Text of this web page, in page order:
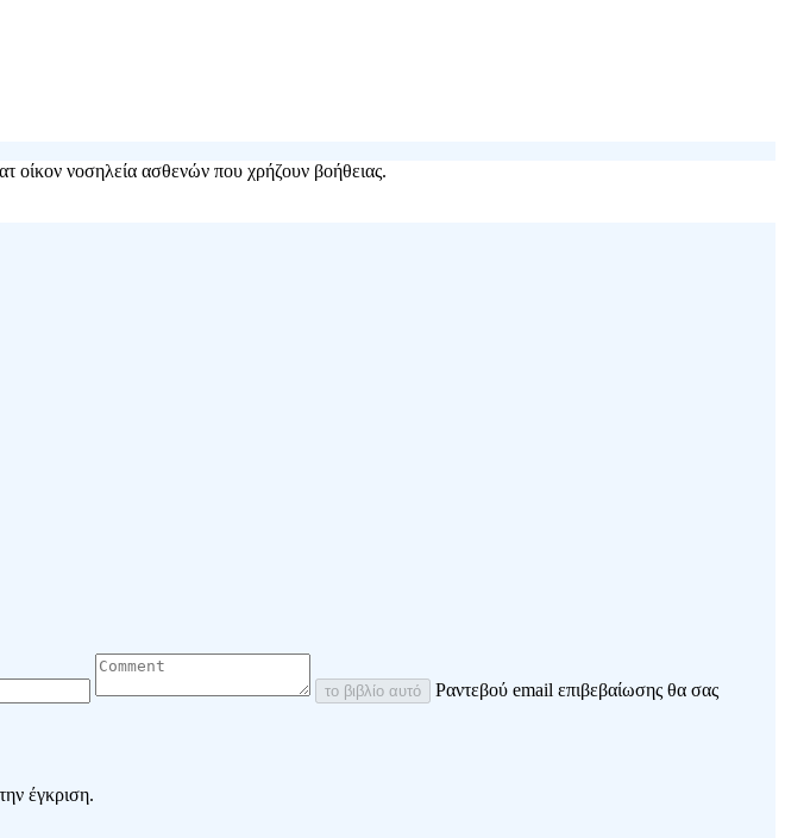
οίκον νοσηλεία ασθενών που χρήζουν βοήθειας.
το βιβλίο αυτό
Ραντεβού email επιβεβαίωσης θα σας
έγκριση.